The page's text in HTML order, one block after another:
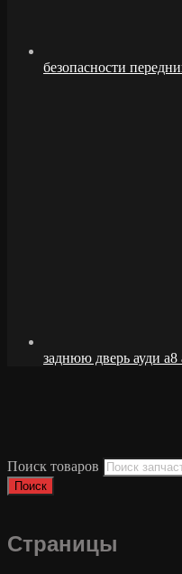
безопасности
заднюю дверь ауди а8
Поиск товаров
Поиск
Страницы